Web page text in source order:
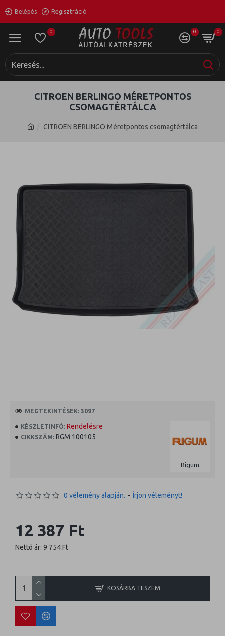
Belépés Regisztráció
0 0 0
CITROEN BERLINGO Méretpontos csomagtértálca
CITROEN BERLINGO MÉRETPONTOS
CSOMAGTÉRTÁLCA
KÉSZLETINFÓ: Rendelésre
CIKKSZÁM: RGM 100105
Rigum
MEGTEKINTÉSEK: 3097
0 vélemény alapján. - Írjon véleményt!
12 387 Ft
Nettó ár: 9 754 Ft
KOSÁRBA TESZEM